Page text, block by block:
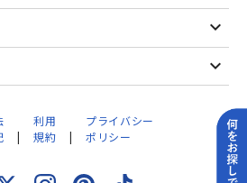
利用
規約
プライバシー
ポリシー